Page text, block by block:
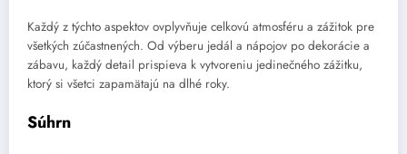
Každý z týchto aspektov ovplyvňuje celkovú atmosféru a zážitok pre
všetkých zúčastnených. Od výberu jedál a nápojov po dekorácie a
zábavu, každý detail prispieva k vytvoreniu jedinečného zážitku,
ktorý si všetci zapamätajú na dlhé roky.
Súhrn